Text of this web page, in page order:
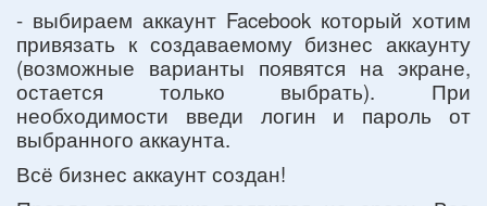
- выбираем аккаунт Facebook который хотим
привязать к создаваемому бизнес аккаунту
(возможные варианты появятся на экране,
остается только выбрать). При
необходимости введи логин и пароль от
выбранного аккаунта.
Всё бизнес аккаунт создан!